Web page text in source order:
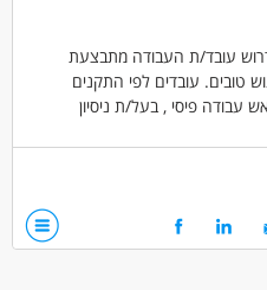
עובד/ת העבודה מתבצעת
טובים. עובדים לפי התקנים
עבודה פיסי , בעל/ת ניסיון